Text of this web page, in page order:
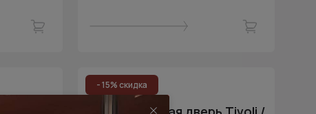
- 15% скидка